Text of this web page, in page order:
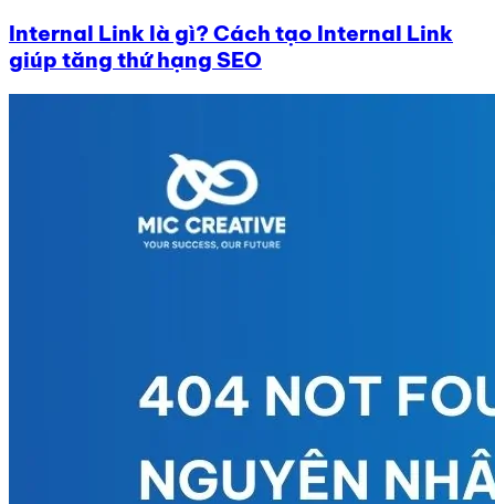
Internal Link là gì? Cách tạo Internal Link
giúp tăng thứ hạng SEO